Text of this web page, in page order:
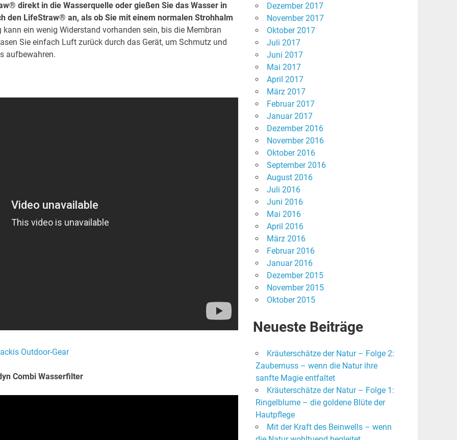
direkt in die Wasserquelle oder gießen Sie das Wasser in
den LifeStraw® an, als ob Sie mit einem normalen Strohhalm
kann ein wenig Widerstand vorhanden sein, bis die Membran
Sie einfach Luft zurück durch das Gerät, um Schmutz und
aufbewahren.
Outdoor-Gear
Combi Wasserfilter
Dezember 2017
November 2017
Oktober 2017
Juli 2017
Juni 2017
Mai 2017
April 2017
März 2017
Februar 2017
Januar 2017
Dezember 2016
November 2016
Oktober 2016
September 2016
August 2016
Juli 2016
Juni 2016
Mai 2016
April 2016
März 2016
Februar 2016
Januar 2016
Dezember 2015
November 2015
Oktober 2015
Neueste Beiträge
Kräuterschätze der Natur – Folge 2:
Zaubernuss – wenn die Natur ihre
sanfte Magie entfaltet
Kräuterschätze der Natur – Folge 1:
Ringelblume – die goldene Blüte der
Hautpflege
Mit der Kraft des Beinwells – wenn